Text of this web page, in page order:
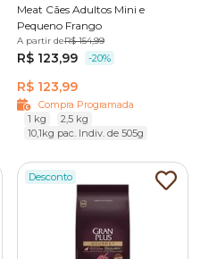
Meat Cães Adultos Mini e
Pequeno Frango
A partir deR$ 154,99
R$ 123,99 -20%
R$ 123,99
Compra Programada
1 kg
2,5 kg
10,1kg pac. Indiv. de 505g
Desconto